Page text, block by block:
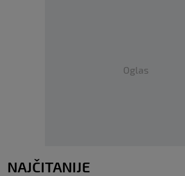
Oglas
NAJČITANIJE